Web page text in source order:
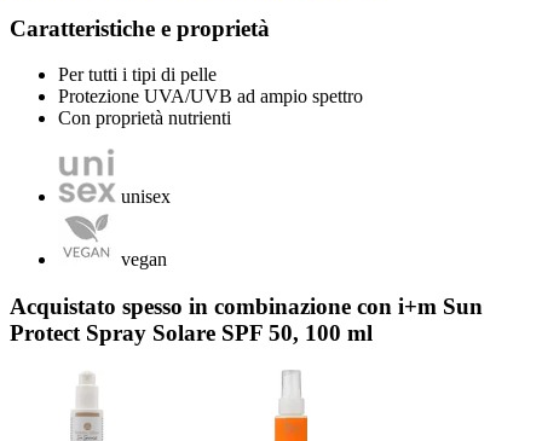
Caratteristiche e proprietà
Per tutti i tipi di pelle
Protezione UVA/UVB ad ampio spettro
Con proprietà nutrienti
unisex
vegan
Acquistato spesso in combinazione con i+m Sun
Protect Spray Solare SPF 50, 100 ml